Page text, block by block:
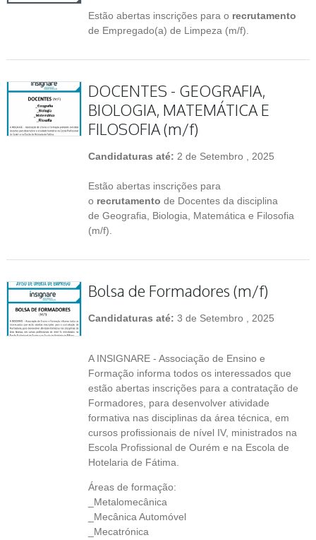
Estão abertas inscrições para o recrutamento
de Empregado(a) de Limpeza (m/f).
DOCENTES - GEOGRAFIA,
BIOLOGIA, MATEMÁTICA E
FILOSOFIA (m/f)
Candidaturas até: 2 de Setembro , 2025
Estão abertas inscrições para
o recrutamento de Docentes da disciplina
de Geografia, Biologia, Matemática e Filosofia
(m/f).
Bolsa de Formadores (m/f)
Candidaturas até: 3 de Setembro , 2025
A INSIGNARE - Associação de Ensino e
Formação informa todos os interessados que
estão abertas inscrições para a contratação de
Formadores, para desenvolver atividade
formativa nas disciplinas da área técnica, em
cursos profissionais de nível IV, ministrados na
Escola Profissional de Ourém e na Escola de
Hotelaria de Fátima.
Áreas de formação:
_Metalomecânica
_Mecânica Automóvel
_Mecatrónica